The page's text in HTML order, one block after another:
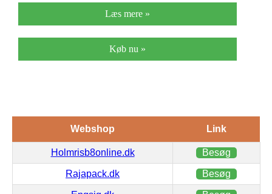
Læs mere »
Køb nu »
Webshop Link
Holmrisb8online.dk Besøg
Rajapack.dk Besøg